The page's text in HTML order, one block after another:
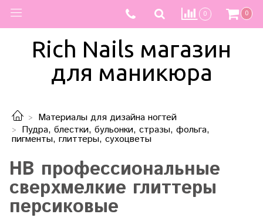
0 0
Rich Nails магазин
для маникюра
Материалы для дизайна ногтей
Пудра, блестки, бульонки, стразы, фольга,
пигменты, глиттеры, сухоцветы
HB профессиональные
сверхмелкие глиттеры
персиковые